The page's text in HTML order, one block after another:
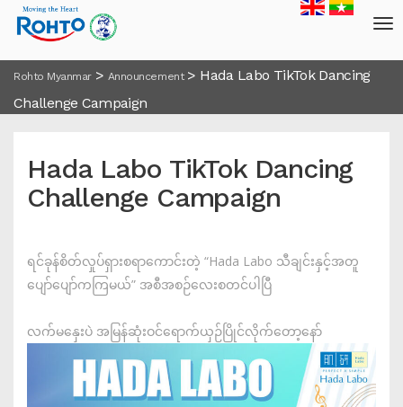
Rohto Myanmar> Announcement> Hada Labo TikTok Dancing
Challenge Campaign
Hada Labo TikTok Dancing
Challenge Campaign
ရင်ခုန်စိတ်လှုပ်ရှားစရာကောင်းတဲ့ “Hada Labo သီချင်းနှင့်အတူ
ပျော်ပျော်ကကြမယ်” အစီအစဉ်လေးစတင်ပါပြီ
လက်မနှေးပဲ အမြန်ဆုံးဝင်ရောက်ယှဉ်ပြိုင်လိုက်တော့နော်